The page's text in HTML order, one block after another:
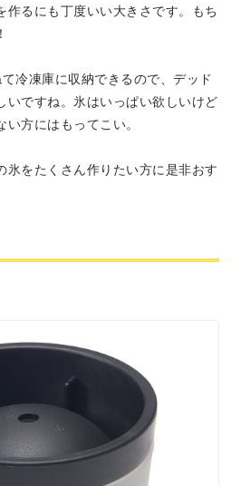
作るにも丁度いい大きさです。もち
冷凍庫に収納できるので、デッド
いですね。氷はいっぱい欲しいけど
方にはもってこい。
氷をたくさん作りたい方に是非おす